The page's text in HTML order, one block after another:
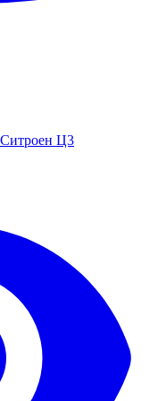
Ситроен Ц3